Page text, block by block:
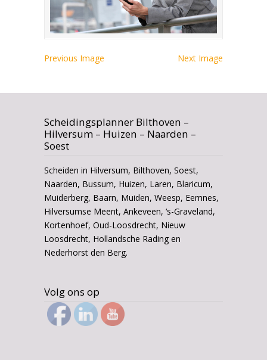
Previous Image Next Image
Scheidingsplanner Bilthoven –
Hilversum – Huizen – Naarden –
Soest
Scheiden in Hilversum, Bilthoven, Soest,
Naarden, Bussum, Huizen, Laren, Blaricum,
Muiderberg, Baarn, Muiden, Weesp, Eemnes,
Hilversumse Meent, Ankeveen, ‘s-Graveland,
Kortenhoef, Oud-Loosdrecht, Nieuw
Loosdrecht, Hollandsche Rading en
Nederhorst den Berg.
Volg ons op